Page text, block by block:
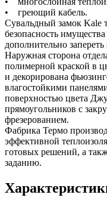
• греющий кабель.
Сувальдный замок Kale
безопасность
дополнительно
Наружная сторона
полимерной краской в
и декорирована
влагостойкими
поверхностью цвета
прямоугольников с
фрезерованием.
Фабрика Термо
эффективной
готовых решений, а
заданию.